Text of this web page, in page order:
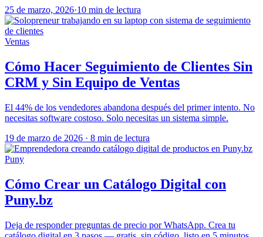
25 de marzo, 2026·10 min de lectura
Ventas
Cómo Hacer Seguimiento de Clientes Sin
CRM y Sin Equipo de Ventas
El 44% de los vendedores abandona después del primer intento. No
necesitas software costoso. Solo necesitas un sistema simple.
19 de marzo de 2026 · 8 min de lectura
Puny
Cómo Crear un Catálogo Digital con
Puny.bz
Deja de responder preguntas de precio por WhatsApp. Crea tu